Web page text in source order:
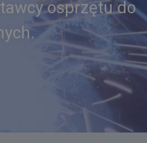
osprzętu do